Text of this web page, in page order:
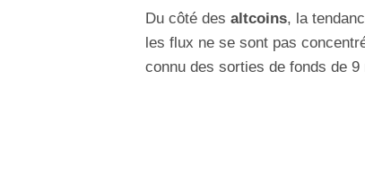
Du côté des altcoins, la
les flux ne se sont pas
connu des sorties de fonds de